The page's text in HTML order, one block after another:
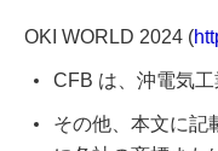
OKI WORLD 2024 (
CFB は、沖電気工
その他、本文に記